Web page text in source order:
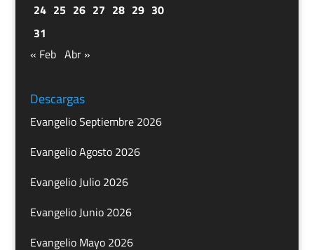
24 25 26 27 28 29 30
31
« Feb Abr »
Descargas
Evangelio Septiembre 2026
Evangelio Agosto 2026
Evangelio Julio 2026
Evangelio Junio 2026
Evangelio Mayo 2026